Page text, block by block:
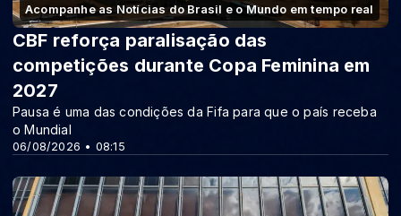
Acompanhe as Notícias do Brasil e o Mundo em tempo real
06/08/2026 • 08:15
CBF reforça paralisação das
competições durante Copa Feminina em
2027
Pausa é uma das condições da Fifa para que o país receba
o Mundial